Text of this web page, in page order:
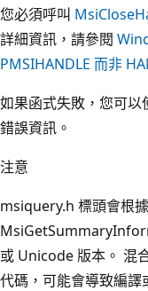
您必須呼叫
詳細資訊，請參閱
PMSIHANDLE 而非
如果函式失敗，您可以
錯誤資訊。
注意
msiquery.h 標頭會根
或 Unicode 版本。 混
代碼，可能會導致編譯